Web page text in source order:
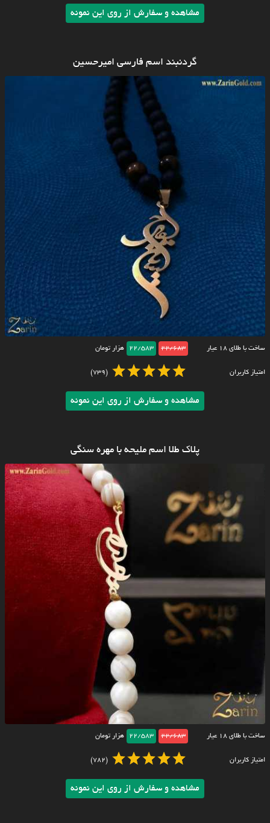
مشاهده و سفارش از روی این نمونه
گردنبند اسم فارسی امیرحسین
ساخت با طلای ۱۸ عیار 22/683
22/583 هزار تومان
امتیاز کاربران (739)
مشاهده و سفارش از روی این نمونه
پلاک طلا اسم ملیحه با مهره سنگی
ساخت با طلای ۱۸ عیار 22/683
22/583 هزار تومان
امتیاز کاربران (782)
مشاهده و سفارش از روی این نمونه